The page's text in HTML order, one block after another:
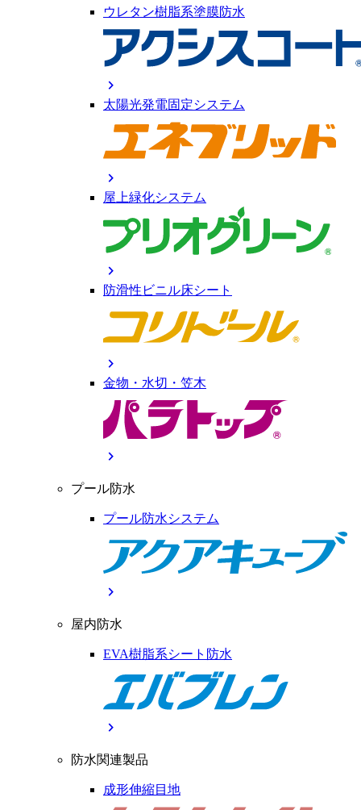
ウレタン樹脂系塗膜防水
chevron_right
太陽光発電固定システム
chevron_right
屋上緑化システム
chevron_right
防滑性ビニル床シート
chevron_right
金物・水切・笠木
chevron_right
プール防水
プール防水システム
chevron_right
屋内防水
EVA樹脂系シート防水
chevron_right
防水関連製品
成形伸縮目地